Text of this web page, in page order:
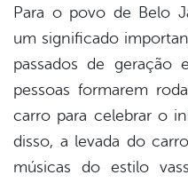
Para o povo de Belo
um significado
passados de geração
pessoas formarem
carro para celebrar o
disso, a levada do
músicas do estilo